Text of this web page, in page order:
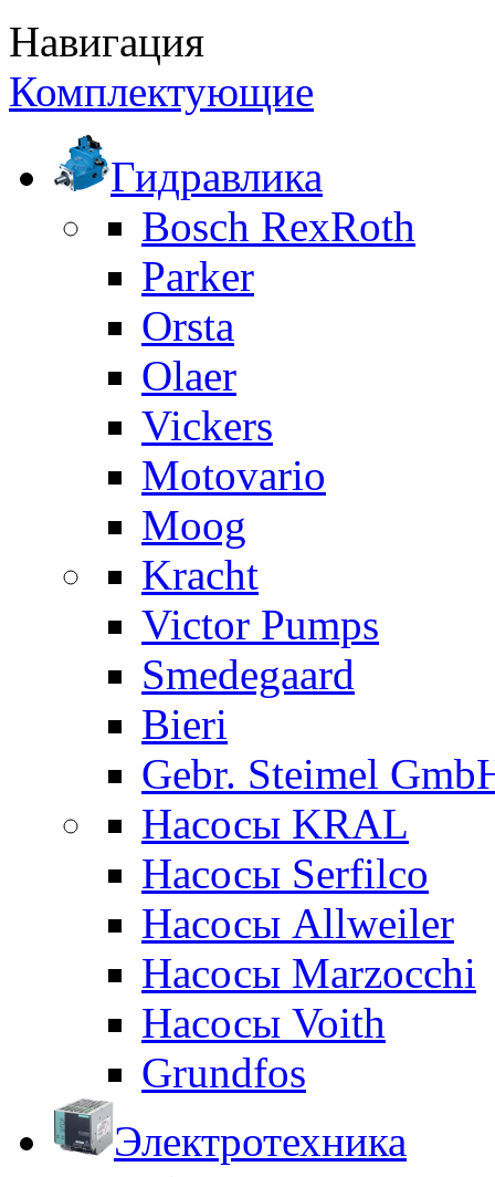
Навигация
Комплектующие
Гидравлика
Bosch RexRoth
Parker
Orsta
Olaer
Vickers
Motovario
Moog
Kracht
Victor Pumps
Smedegaard
Bieri
Gebr. Steimel
Насосы KRAL
Насосы Serfilco
Насосы Allweiler
Насосы Marzocchi
Насосы Voith
Grundfos
Электротехника